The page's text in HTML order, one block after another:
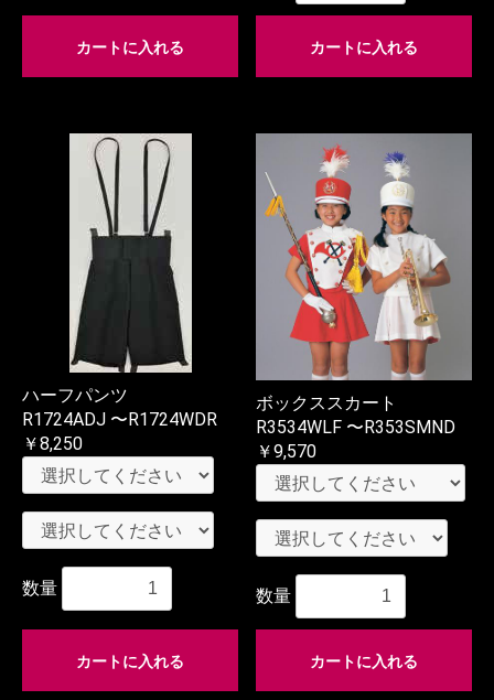
カートに入れる カートに入れる
ハーフパンツ
R1724ADJ 〜R1724WDR
￥8,250
数量
カートに入れる
ボックススカート
R3534WLF 〜R353SMND
￥9,570
数量
カートに入れる